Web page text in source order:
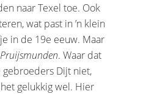
naar Texel toe. Ook
wat past in ’n klein
in de 19e eeuw. Maar
Pruijsmunden. Waar dat
gebroeders Dijt niet,
gelukkig wel. Hier